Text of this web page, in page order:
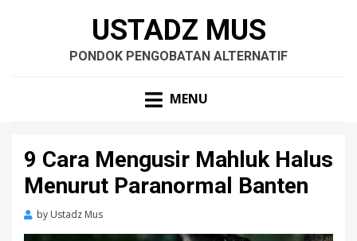
USTADZ MUS
PONDOK PENGOBATAN ALTERNATIF
MENU
9 Cara Mengusir Mahluk Halus
Menurut Paranormal Banten
by Ustadz Mus